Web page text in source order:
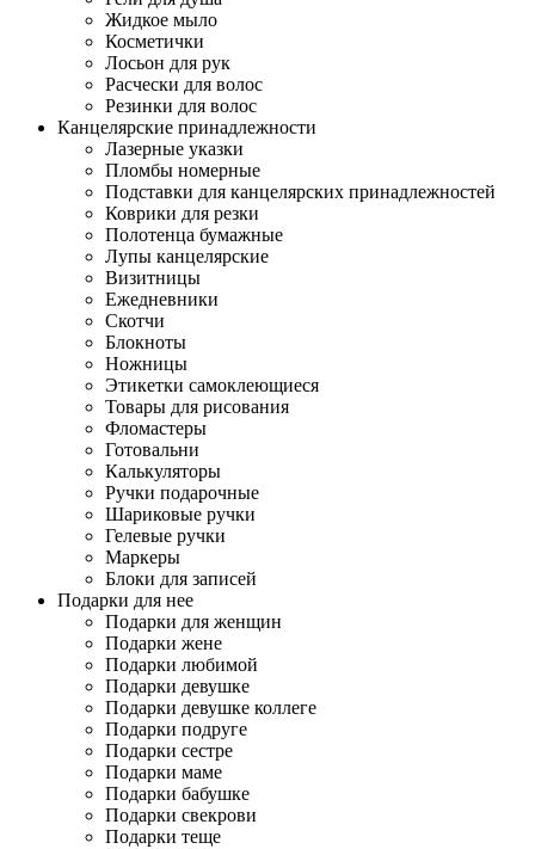
Жидкое мыло
Косметички
Лосьон для рук
Расчески для волос
Резинки для волос
Канцелярские принадлежности
Лазерные указки
Пломбы номерные
Подставки для канцелярских принадлежностей
Коврики для резки
Полотенца бумажные
Лупы канцелярские
Визитницы
Ежедневники
Скотчи
Блокноты
Ножницы
Этикетки самоклеющиеся
Товары для рисования
Фломастеры
Готовальни
Калькуляторы
Ручки подарочные
Шариковые ручки
Гелевые ручки
Маркеры
Блоки для записей
Подарки для нее
Подарки для женщин
Подарки жене
Подарки любимой
Подарки девушке
Подарки девушке коллеге
Подарки подруге
Подарки сестре
Подарки маме
Подарки бабушке
Подарки свекрови
Подарки теще